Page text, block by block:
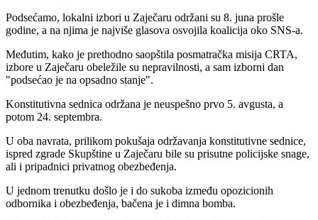
Podsećamo, lokalni izbori u Zaječaru održani su 8. juna prošle
godine, a na njima je najviše glasova osvojila koalicija oko SNS-a.
Međutim, kako je prethodno saopštila posmatračka misija CRTA,
izbore u Zaječaru obeležile su nepravilnosti, a sam izborni dan
"podsećao je na opsadno stanje".
Konstitutivna sednica održana je neuspešno prvo 5. avgusta, a
potom 24. septembra.
U oba navrata, prilikom pokušaja održavanja konstitutivne sednice,
ispred zgrade Skupštine u Zaječaru bile su prisutne policijske snage,
ali i pripadnici privatnog obezbeđenja.
U jednom trenutku došlo je i do sukoba između opozicionih
odbornika i obezbeđenja, bačena je i dimna bomba.